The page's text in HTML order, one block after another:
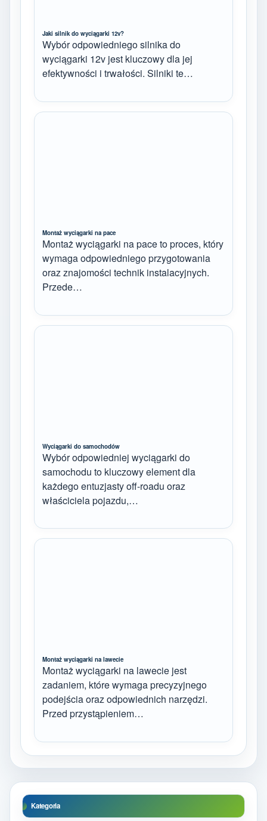
Jaki silnik do wyciągarki 12v?
Wybór odpowiedniego silnika do
wyciągarki 12v jest kluczowy dla jej
efektywności i trwałości. Silniki te…
Montaż wyciągarki na pace
Montaż wyciągarki na pace to proces, który
wymaga odpowiedniego przygotowania
oraz znajomości technik instalacyjnych.
Przede…
Wyciągarki do samochodów
Wybór odpowiedniej wyciągarki do
samochodu to kluczowy element dla
każdego entuzjasty off-roadu oraz
właściciela pojazdu,…
Montaż wyciągarki na lawecie
Montaż wyciągarki na lawecie jest
zadaniem, które wymaga precyzyjnego
podejścia oraz odpowiednich narzędzi.
Przed przystąpieniem…
Kategoria